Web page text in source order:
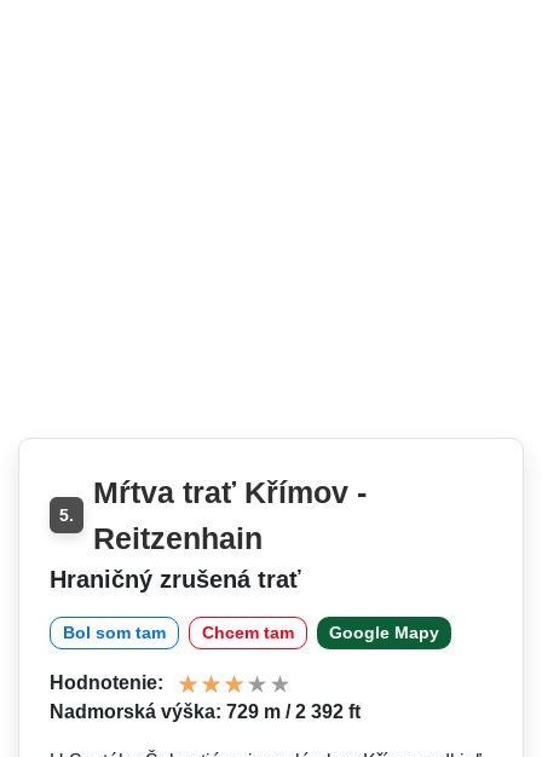
5.
Mŕtva trať Křímov -
Reitzenhain
Hraničný zrušená trať
Bol som tam Chcem tam Google Mapy
Hodnotenie:
Nadmorská výška: 729 m / 2 392 ft